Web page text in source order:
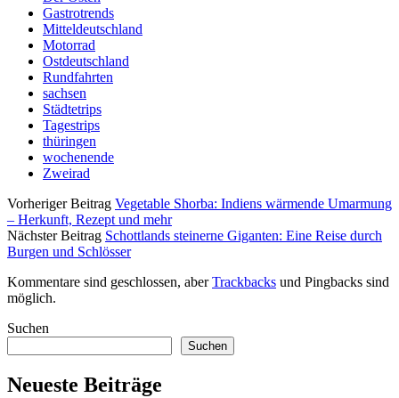
Gastrotrends
Mitteldeutschland
Motorrad
Ostdeutschland
Rundfahrten
sachsen
Städtetrips
Tagestrips
thüringen
wochenende
Zweirad
Vorheriger Beitrag Vegetable Shorba: Indiens wärmende Umarmung
– Herkunft, Rezept und mehr
Nächster Beitrag Schottlands steinerne Giganten: Eine Reise durch
Burgen und Schlösser
Kommentare sind geschlossen, aberTrackbacks und Pingbacks sind
möglich.
Sidebar
Suchen
Suchen
Neueste Beiträge